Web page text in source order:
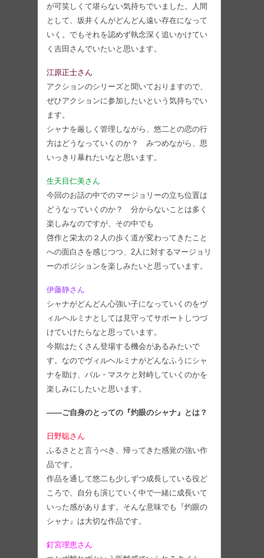
が可笑しくて堪らない気持ちでいました。人間
として、坂井くんがどんどん遠い存在になって
いく。でもそれを認めず執念深く追いかけてい
く吉田さんでいたいと思います。
江原正士さん
アクションのシリーズと聞いておりますので、
ぜひアクションに参加したいという気持ちでい
ます。
シャナを厳しく管理しながら、悠二との恋の行
方はどうなっていくのか？ みつめながら、思
いっきり暴れたいなと思います。
生天目仁美さん
今回のお話の中でのマージョリーの立ち位置は
どうなっていくのか？ 分からないことは多く
楽しみなのですが、その中でも
啓作と栄太の２人の歩く道が変わってきたこと
への面白さを感じつつ、2人に対するマージョリ
ーのポジションを楽しみたいと思っています。
伊藤静さん
シャナがどんどん心強い子になっていくのをヴ
ィルヘルミナとしては見守ってサポートしつづ
けていけたらなと思っています。
今期はたくさん登場する機会があるみたいで
す。なのでヴィルヘルミナがどんなふうにシャ
ナを助け、バル・マスケと対峙していくのかを
楽しみにしたいと思います。
――ご自身のとっての『灼眼のシャナ』とは？
日野聡さん
ふるさとと言うべき、帰ってきた感覚の強い作
品です。
作品を通して悠二も少しずつ成長している役ど
ころで、自分も演じていく中で一緒に成長いて
いった感があります。そんな意味でも『灼眼の
シャナ』は大切な作品です。
釘宮理恵さん